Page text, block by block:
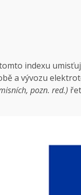
indexu
a vývozu
pozn. red.)